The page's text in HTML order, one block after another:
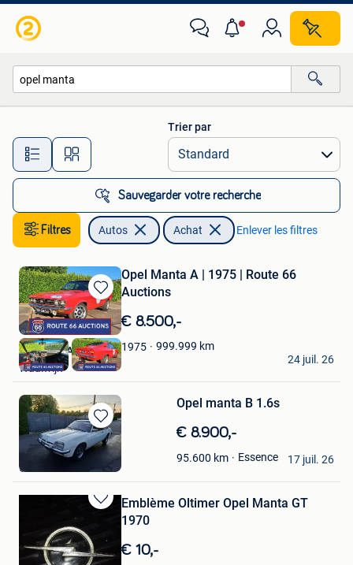
Toutes les distances…
Trier par
Sauvegarder votre recherche
Filtres Autos Achat Enlever les filtres
Sauvegarder
dans
Mes
Favoris
Opel Manta A | 1975 | Route 66
Auctions
€ 8.500,-
1975 999.999 km
Route 66 Auctions
Waalwijk
24 juil. 26
Sauvegarder
dans
Favoris
Opel manta B 1.6s
€ 8.900,-
95.600 km Essence
julien
Carvin
17 juil. 26
Sauvegarder
Mes
Favoris
Emblème Oltimer Opel Manta GT
1970
€ 10,-